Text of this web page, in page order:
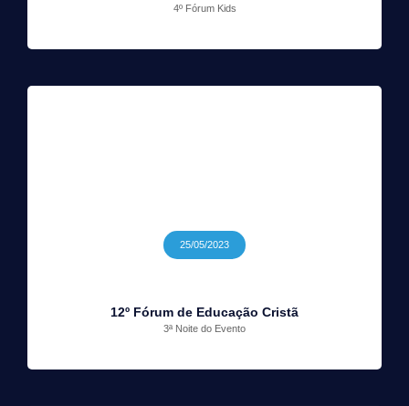
4º Fórum Kids
25/05/2023
12º Fórum de Educação Cristã
3ª Noite do Evento